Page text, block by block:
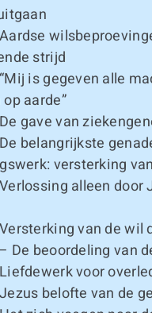
Aardse
strijd
“Mij is gegeven alle
aarde”
gave van
De belangrijkste
versterking
alleen door
van de wil
De beoordeling van
voor
belofte van de